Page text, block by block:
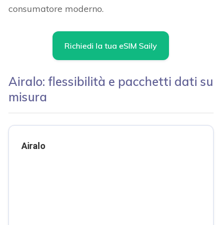
consumatore moderno.
Richiedi la tua eSIM Saily
Airalo: flessibilità e pacchetti dati su
misura
Airalo